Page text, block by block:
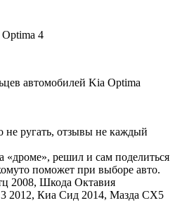
4
автомобилей Kia Optima
ругать, отзывы не каждый
решил и сам поделиться
поможет при выборе авто.
2008, Шкода Октавия
2012, Киа Сид 2014, Мазда СХ5